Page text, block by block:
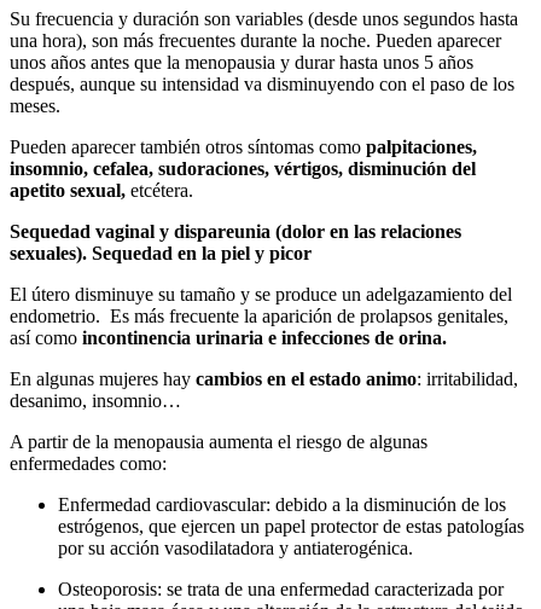
Su frecuencia y duración son variables (desde unos segundos hasta
una hora), son más frecuentes durante la noche. Pueden aparecer
unos años antes que la menopausia y durar hasta unos 5 años
después, aunque su intensidad va disminuyendo con el paso de los
meses.
Pueden aparecer también otros síntomas como palpitaciones,
insomnio, cefalea, sudoraciones, vértigos, disminución del
apetito sexual, etcétera.
Sequedad vaginal y dispareunia (dolor en las relaciones
sexuales). Sequedad en la piel y picor
El útero disminuye su tamaño y se produce un adelgazamiento del
endometrio. Es más frecuente la aparición de prolapsos genitales,
así como incontinencia urinaria e infecciones de orina.
En algunas mujeres hay cambios en el estado animo: irritabilidad,
desanimo, insomnio…
A partir de la menopausia aumenta el riesgo de algunas
enfermedades como:
Enfermedad cardiovascular: debido a la disminución de los
estrógenos, que ejercen un papel protector de estas patologías
por su acción vasodilatadora y antiaterogénica.
Osteoporosis: se trata de una enfermedad caracterizada por